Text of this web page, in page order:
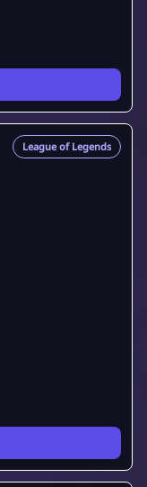
League of Legends